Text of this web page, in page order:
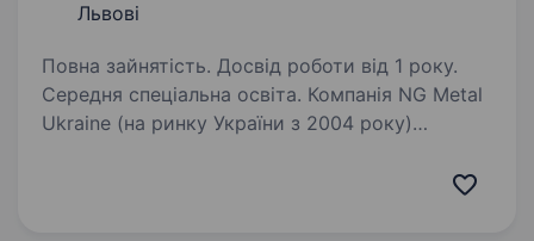
Львові
Повна зайнятість. Досвід роботи від 1 року.
Середня спеціальна освіта. Компанія NG Metal
Ukraine (на ринку України з 2004 року)